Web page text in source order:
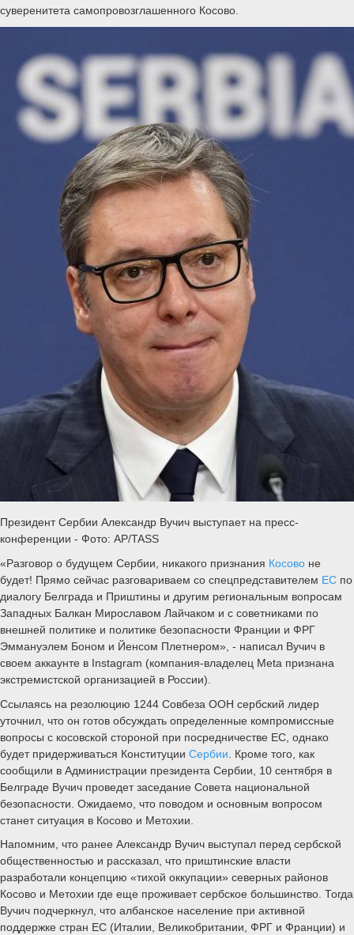
суверенитета самопровозглашенного Косово.
Президент Сербии Александр Вучич выступает на пресс-
конференции - Фото: AP/TASS
«Разговор о будущем Сербии, никакого признания Косово не
будет! Прямо сейчас разговариваем со спецпредставителем ЕС по
диалогу Белграда и Приштины и другим региональным вопросам
Западных Балкан Мирославом Лайчаком и с советниками по
внешней политике и политике безопасности Франции и ФРГ
Эммануэлем Боном и Йенсом Плетнером», - написал Вучич в
своем аккаунте в Instagram (компания-владелец Meta признана
экстремистской организацией в России).
Ссылаясь на резолюцию 1244 Совбеза ООН сербский лидер
уточнил, что он готов обсуждать определенные компромиссные
вопросы с косовской стороной при посредничестве ЕС, однако
будет придерживаться Конституции Сербии . Кроме того, как
сообщили в Администрации президента Сербии, 10 сентября в
Белграде Вучич проведет заседание Совета национальной
безопасности. Ожидаемо, что поводом и основным вопросом
станет ситуация в Косово и Метохии.
Напомним, что ранее Александр Вучич выступал перед сербской
общественностью и рассказал, что приштинские власти
разработали концепцию «тихой оккупации» северных районов
Косово и Метохии где еще проживает сербское большинство. Тогда
Вучич подчеркнул, что албанское население при активной
поддержке стран ЕС (Италии, Великобритании, ФРГ и Франции) и